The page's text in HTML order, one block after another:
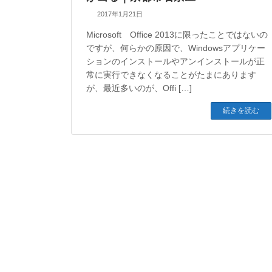
2017年1月21日
Microsoft Office 2013に限ったことではないの
ですが、何らかの原因で、Windowsアプリケー
ションのインストールやアンインストールが正
常に実行できなくなることがたまにあります
が、最近多いのが、Offi […]
続きを読む